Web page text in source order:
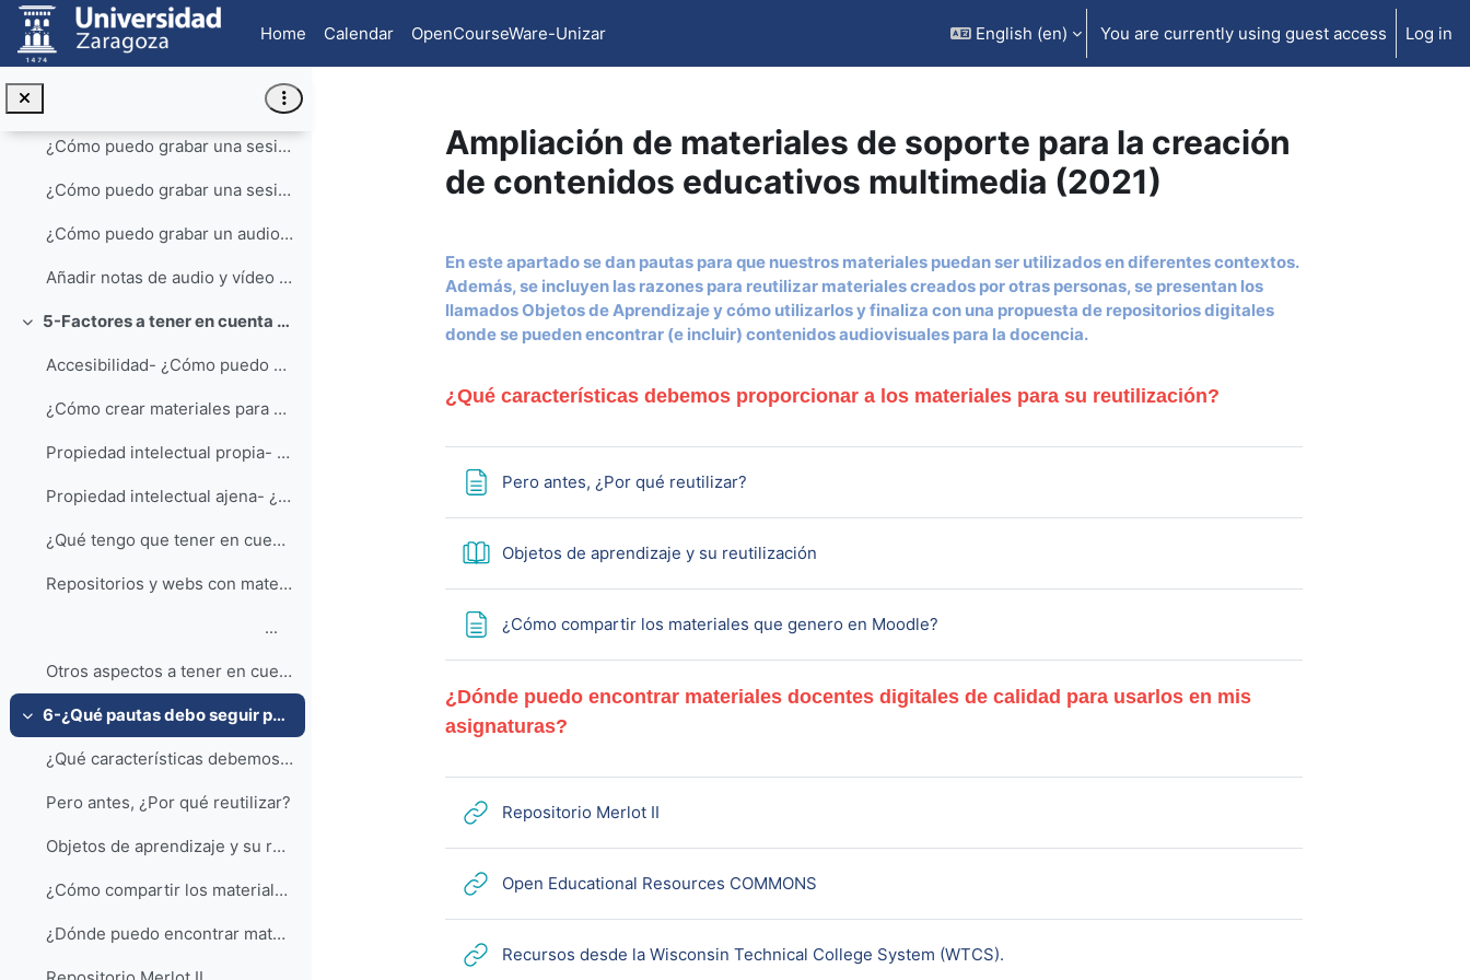
Skip to main content
Home
Calendar OpenCourseWare-Unizar English ‎(en)‎ You are currently using guest access Log in
Collapse
Trabajo en Youtube y otros repositorios remotos
¿Cómo puedo grabar una sesión tutorial con los alu...
¿Cómo puedo grabar una sesión tutorial con los alumnos de mi asignatura dentro de mi curso Moodle?
¿Cómo puedo grabar un audio o un vídeo directament...
Añadir notas de audio y vídeo directamente en el material que generamos en Moodle
Collapse 5-Factores a tener en cuenta a la hora de realizar materiales formativos multimedia
Accesibilidad- ¿Cómo puedo crear materiales que pu...
¿Cómo crear materiales para que puedan ser utilizados por personas con problemas visuales o de audición?
Propiedad intelectual propia- ¿Cómo puedo proteger...
Propiedad intelectual ajena- ¿Qué tengo que tener ...
¿Qué tengo que tener en cuenta para respetar la propiedad intelectual?
Repositorios y webs con materiales abiertos (Música e Imágenes)
...
Otros aspectos a tener en cuenta en la creación de materiales formativos
Collapse 6-¿Qué pautas debo seguir para que mis materiales se puedan reutilizar?
¿Qué características debemos proporcionar a los ma...
Pero antes, ¿Por qué reutilizar?
Objetos de aprendizaje y su reutilización
¿Cómo compartir los materiales que genero en Moodle?
¿Dónde puedo encontrar materiales docentes digital...
Ampliación de materiales de soporte para la creación
de contenidos educativos multimedia (2021)
Section outline
En este apartado se dan pautas para que nuestros materiales puedan ser utilizados en diferentes contextos.
Además, se incluyen las razones para reutilizar materiales creados por otras personas, se presentan los
llamados Objetos de Aprendizaje y cómo utilizarlos y finaliza con una propuesta de repositorios digitales
donde se pueden encontrar (e incluir) contenidos audiovisuales para la docencia.
¿Qué características debemos proporcionar a los materiales para su reutilización?
Pero antes, ¿Por qué reutilizar?Page
Objetos de aprendizaje y su reutilizaciónBook
¿Cómo compartir los materiales que genero en Moodle?Page
¿Dónde puedo encontrar materiales docentes digitales de calidad para usarlos en mis
asignaturas?
Repositorio Merlot IIURL
Open Educational Resources COMMONSURL
Recursos desde la Wisconsin Technical College System (WTCS).URL